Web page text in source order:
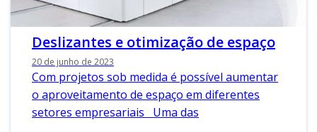
Deslizantes e otimização de espaço
20 de junho de 2023
Com projetos sob medida é possível aumentar
o aproveitamento de espaço em diferentes
setores empresariais Uma das